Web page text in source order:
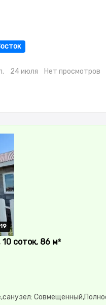
24 июля Нет просмотров
19
19
19
19
19
соток, 86 м²